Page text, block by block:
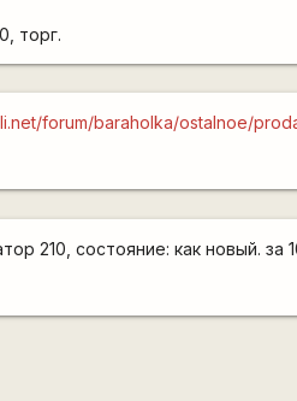
торг.
forum/baraholka/ostalnoe/
210, состояние: как новый. за